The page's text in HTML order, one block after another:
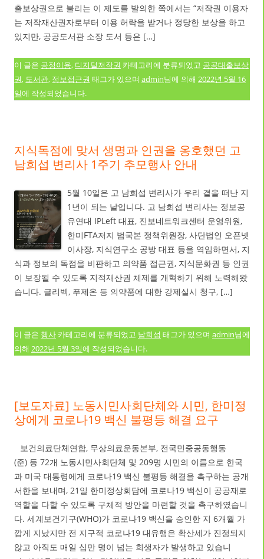
출보상권으로 불리는 이 제도를 발의한 쪽에서는 “저작권 이용자
는 저작재산권자로부터 이용 허락을 받거나 정당한 보상을 하고
있지만, 공공도서관 소장 도서 등은 […]
이 글은 공정이용, 디지털저작권 카테고리에 분류되었고 공공대출보상
권, 도서관, 정보접근권 태그가 있으며 admin님에 의해 2022년 5월 16
일에 작성되었습니다.
지식독점에 맞서 생명과 인권을 옹호했던 고
남희섭 변리사 1주기 추모행사 안내
5월 10일은 고 남희섭 변리사가 우리 곁을 떠난 지
1년이 되는 날입니다. 고 남희섭 변리사는 정보공
유연대 IPLeft 대표, 진보네트워크센터 운영위원,
한미FTA저지 범국본 정책위원장, 사단법인 오픈넷
이사장, 지식연구소 공방 대표 등을 역임하면서, 지
식과 정보의 독점을 비판하고 의약품 접근권, 지식문화권 등 인권
이 보장될 수 있도록 지적재산권 체제를 개혁하기 위해 노력해왔
습니다. 글리벡, 푸제온 등 의약품에 대한 강제실시 청구, […]
이 글은 행사 카테고리에 분류되었고 남희섭 태그가 있으며 admin님에
의해 2022년 5월 3일에 작성되었습니다.
[보도자료] 노동시민사회단체와 시민, 한미정
상에게 코로나19 백신 불평등 해결 요구
보건의료단체연합, 무상의료운동본부, 전국민중공동행동
(준) 등 72개 노동시민사회단체 및 209명 시민의 이름으로 한국
과 미국 대통령에게 코로나19 백신 불평등 해결을 촉구하는 공개
서한을 보내며, 21일 한미정상회담에 코로나19 백신이 공공재로
역할을 다할 수 있도록 구체적 방안을 마련할 것을 촉구하였습니
다. 세계보건기구(WHO)가 코로나19 백신을 승인한 지 6개월 가
깝게 지났지만 전 지구적 코로나19 대유행은 확산세가 진정되지
않고 아직도 매일 십만 명이 넘는 희생자가 발생하고 있습니